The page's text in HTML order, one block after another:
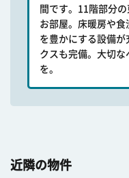
間です。11階部分
お部屋。床暖房や食
を豊かにする設備が
クスも完備。大切
を。
近隣の物件